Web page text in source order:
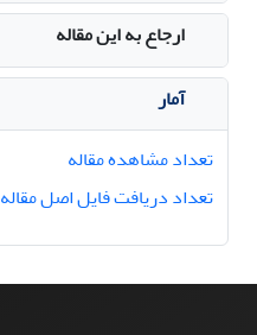
ارجاع به این مقاله
آمار
تعداد مشاهده مقاله
تعداد دریافت فایل اصل مقاله